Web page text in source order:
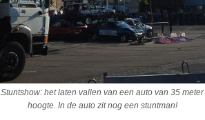
Stuntshow: het laten vallen van een auto van 35 meter
hoogte. In de auto zit nog een stuntman!